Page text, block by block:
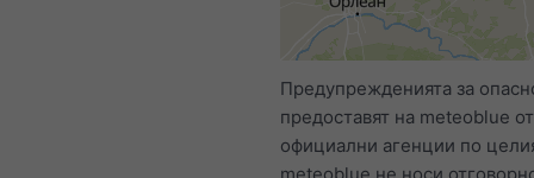
Предупрежденията за
предоставят на meteoblue
официални агенции по